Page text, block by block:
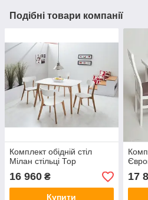
Подібні товари компанії
Комплект обідній стіл
Мілан стільці Тор
16 960 ₴
Купити
17